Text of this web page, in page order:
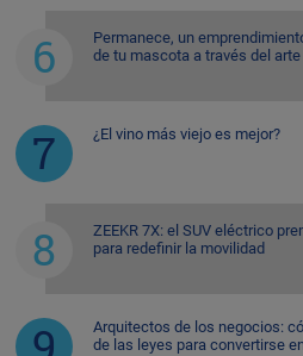
Permanece, un
de tu mascota a través del arte
¿El vino más viejo es mejor?
ZEEKR 7X: el SUV eléctrico
para redefinir la movilidad
Arquitectos de los negocios:
de las leyes para convertirse